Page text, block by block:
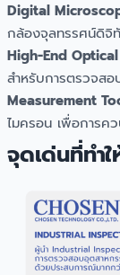
Digital
กล้องจุลทรรศน์ดิจิ
High-End
สำหรับการตรวจส
Measurement
ไมครอน เพื่อการค
จุดเด่นที่ทำ